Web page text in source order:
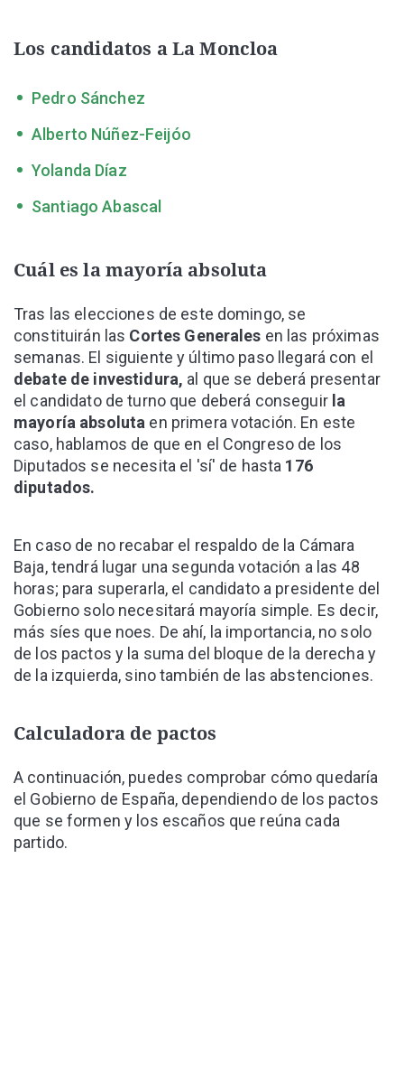
Los candidatos a La Moncloa
Pedro Sánchez
Alberto Núñez-Feijóo
Yolanda Díaz
Santiago Abascal
Cuál es la mayoría absoluta
Tras las elecciones de este domingo, se
constituirán las Cortes Generales en las próximas
semanas. El siguiente y último paso llegará con el
debate de investidura, al que se deberá presentar
el candidato de turno que deberá conseguir la
mayoría absoluta en primera votación. En este
caso, hablamos de que en el Congreso de los
Diputados se necesita el 'sí' de hasta 176
diputados.
En caso de no recabar el respaldo de la Cámara
Baja, tendrá lugar una segunda votación a las 48
horas; para superarla, el candidato a presidente del
Gobierno solo necesitará mayoría simple. Es decir,
más síes que noes. De ahí, la importancia, no solo
de los pactos y la suma del bloque de la derecha y
de la izquierda, sino también de las abstenciones.
Calculadora de pactos
A continuación, puedes comprobar cómo quedaría
el Gobierno de España, dependiendo de los pactos
que se formen y los escaños que reúna cada
partido.